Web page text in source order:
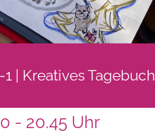
| Kreatives Tagebuch
- 20.45 Uhr